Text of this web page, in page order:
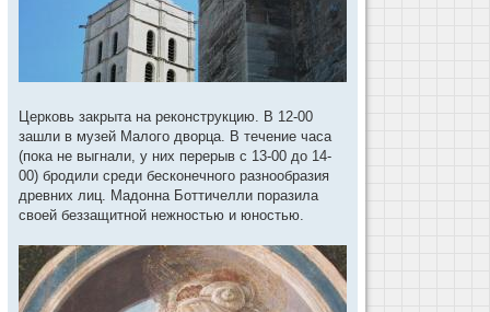
Церковь закрыта на реконструкцию. В 12-00
зашли в музей Малого дворца. В течение часа
(пока не выгнали, у них перерыв с 13-00 до 14-
00) бродили среди бесконечного разнообразия
древних лиц. Мадонна Боттичелли поразила
своей беззащитной нежностью и юностью.